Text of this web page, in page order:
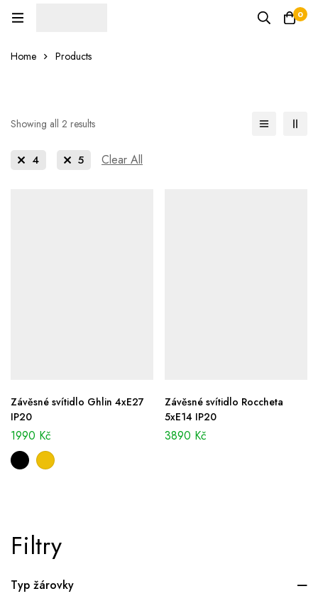
0
Home Products
Filtry
Typ žárovky
Showing all 2 results
4 5 Clear All
Závěsné svítidlo Ghlin 4xE27
IP20
1990 Kč
Závěsné svítidlo Roccheta
5xE14 IP20
3890 Kč